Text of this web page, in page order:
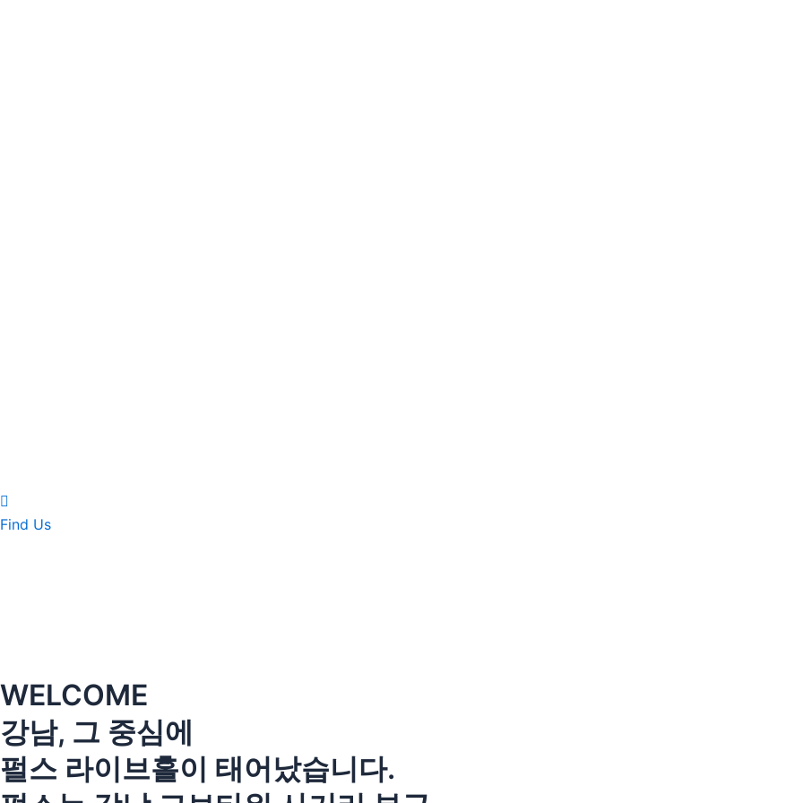
Find Us
WELCOME
강남, 그 중심에
펄스 라이브홀이 태어났습니다.